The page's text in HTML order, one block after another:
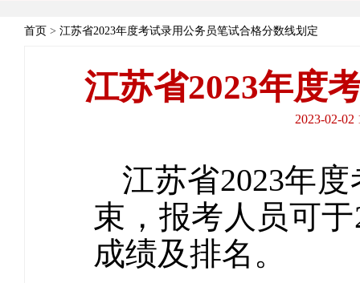
首页 > 江苏省2023年度考试录用公务员笔试合格分数线划定
江苏省2023年度
2023-02-
江苏省2023年
束，报考人员可
成绩及排名。